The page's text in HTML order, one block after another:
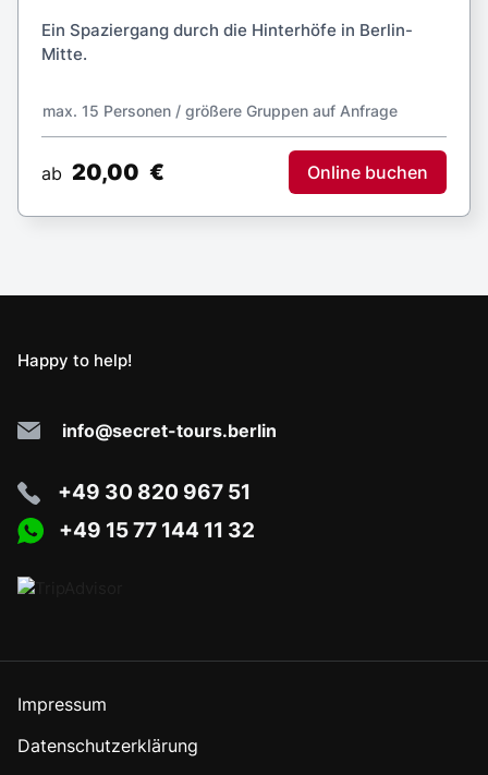
Ein Spaziergang durch die Hinterhöfe in Berlin-
Mitte.
max. 15 Personen / größere Gruppen auf
20,00 € Online buchen
info@secret-tours.berlin
Impressum
Datenschutzerklärung